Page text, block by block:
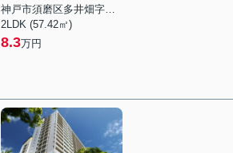
神戸市須磨区多井畑字前所
2LDK (57.42㎡)
8.3万円